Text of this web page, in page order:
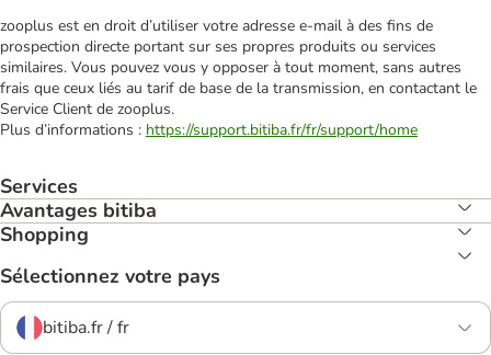
zooplus est en droit d’utiliser votre adresse e‑mail à des fins de
prospection directe portant sur ses propres produits ou services
similaires. Vous pouvez vous y opposer à tout moment, sans autres
frais que ceux liés au tarif de base de la transmission, en contactant le
Service Client de zooplus.
Plus d’informations : https://support.bitiba.fr/fr/support/home
Services
Avantages bitiba
Shopping
Sélectionnez votre pays
bitiba.fr / fr